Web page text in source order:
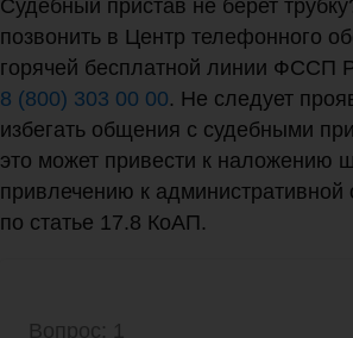
Судебный пристав не берет
позвонить в Центр телефонного
горячей бесплатной линии ФССП
8 (800) 303 00 00. Не следует
избегать общения с судебными
это может привести к наложению
привлечению к административной
по статье 17.8 КоАП.